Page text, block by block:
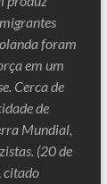
foram
em um
Cerca de
de
Mundial,
(20 de
citado